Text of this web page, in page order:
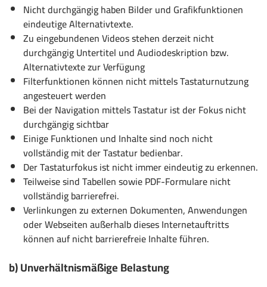
Nicht durchgängig haben Bilder und Grafikfunktionen
eindeutige Alternativtexte.
Zu eingebundenen Videos stehen derzeit nicht
durchgängig Untertitel und Audiodeskription bzw.
Alternativtexte zur Verfügung
Filterfunktionen können nicht mittels Tastaturnutzung
angesteuert werden
Bei der Navigation mittels Tastatur ist der Fokus nicht
durchgängig sichtbar
Einige Funktionen und Inhalte sind noch nicht
vollständig mit der Tastatur bedienbar.
Der Tastaturfokus ist nicht immer eindeutig zu erkennen.
Teilweise sind Tabellen sowie PDF-Formulare nicht
vollständig barrierefrei.
Verlinkungen zu externen Dokumenten, Anwendungen
oder Webseiten außerhalb dieses Internetauftritts
können auf nicht barrierefreie Inhalte führen.
b) Unverhältnismäßige Belastung